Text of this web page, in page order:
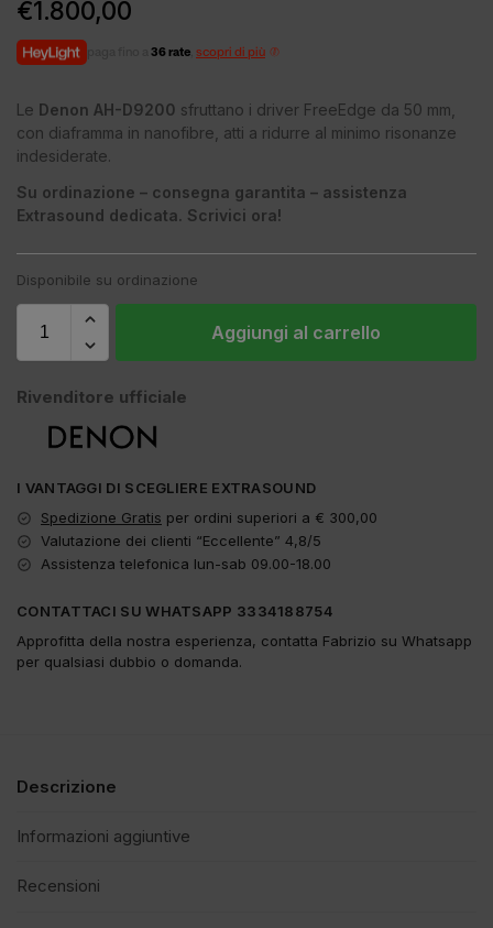
€1.800,00
36 rate scopri di più
Le Denon AH-D9200 sfruttano i driver FreeEdge da 50 mm,
con diaframma in nanofibre, atti a ridurre al minimo risonanze
indesiderate.
Su ordinazione – consegna garantita – assistenza
Extrasound dedicata. Scrivici ora!
Disponibile su ordinazione
Aggiungi al carrello
Rivenditore ufficiale
I VANTAGGI DI SCEGLIERE EXTRASOUND
Spedizione Gratis per ordini superiori a € 300,00
Valutazione dei clienti “Eccellente” 4,8/5
Assistenza telefonica lun-sab 09.00-18.00
CONTATTACI SU WHATSAPP 3334188754
Approfitta della nostra esperienza, contatta Fabrizio su Whatsapp
per qualsiasi dubbio o domanda.
Descrizione
Informazioni aggiuntive
Recensioni